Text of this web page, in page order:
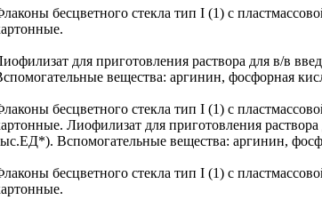
бесцветного стекла тип I (1) с
для приготовления раствора для в/в
вещества: аргинин, фосфорная
бесцветного стекла тип I (1) с
Лиофилизат для приготовления
Вспомогательные вещества: аргинин,
бесцветного стекла тип I (1) с